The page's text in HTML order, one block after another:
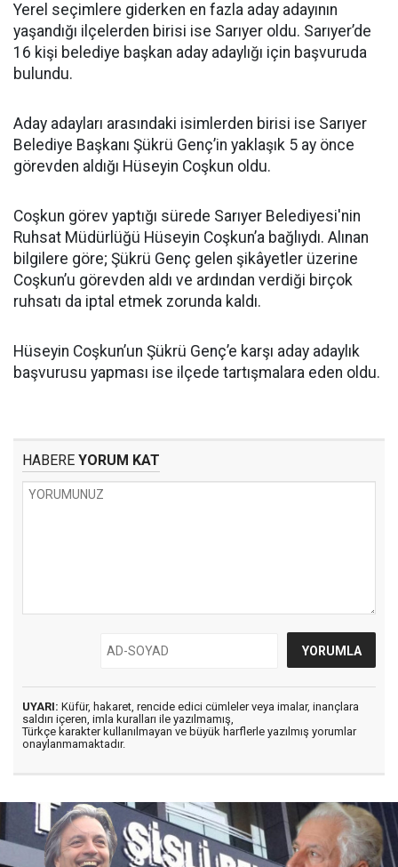
Yerel seçimlere giderken en fazla aday adayının
yaşandığı ilçelerden birisi ise Sarıyer oldu. Sarıyer’de
16 kişi belediye başkan aday adaylığı için başvuruda
bulundu.
Aday adayları arasındaki isimlerden birisi ise Sarıyer
Belediye Başkanı Şükrü Genç’in yaklaşık 5 ay önce
görevden aldığı Hüseyin Coşkun oldu.
Coşkun görev yaptığı sürede Sarıyer Belediyesi'nin
Ruhsat Müdürlüğü Hüseyin Coşkun’a bağlıydı. Alınan
bilgilere göre; Şükrü Genç gelen şikâyetler üzerine
Coşkun’u görevden aldı ve ardından verdiği birçok
ruhsatı da iptal etmek zorunda kaldı.
Hüseyin Coşkun’un Şükrü Genç’e karşı aday adaylık
başvurusu yapması ise ilçede tartışmalara eden oldu.
HABERE YORUM KAT
UYARI: Küfür, hakaret, rencide edici cümleler veya imalar, inançlara
saldırı içeren, imla kuralları ile yazılmamış,
Türkçe karakter kullanılmayan ve büyük harflerle yazılmış yorumlar
onaylanmamaktadır.